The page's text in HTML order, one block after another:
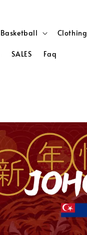
Basketball Clothing
SALES Faq